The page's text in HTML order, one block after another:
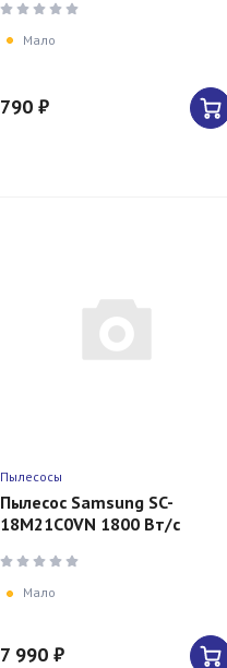
Мало
790 ₽
Пылесосы
Пылесос Samsung SC-
18M21C0VN 1800 Вт/с
контейнером/синий
Мало
7 990 ₽